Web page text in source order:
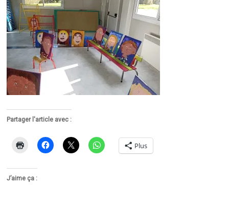
Partager l'article avec :
Plus
J’aime ça :